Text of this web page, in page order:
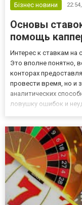
Бізнес новини 22:54,
Основы
помощь
Интерес к ставкам на
Это вполне понятно,
конторах
провести время, но и
аналитических
ловушку ошибок и
повысить св...